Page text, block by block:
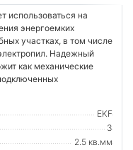
использоваться на
энергоемких
участках, в том числе
Надежный
как механические
EKF
3
2.5 кв.мм